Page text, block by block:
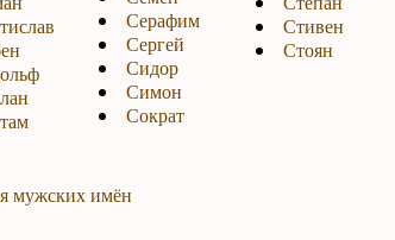
Серафим
Сергей
Сидор
Симон
Сократ
Стивен
Стоян
мужских имён